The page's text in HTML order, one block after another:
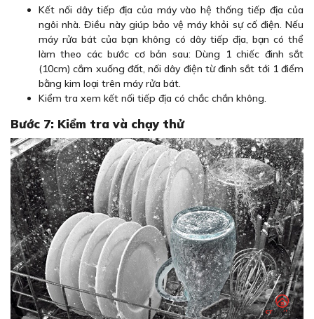
Kết nối dây tiếp địa của máy vào hệ thống tiếp địa của
ngôi nhà. Điều này giúp bảo vệ máy khỏi sự cố điện. Nếu
máy rửa bát của bạn không có dây tiếp địa, bạn có thể
làm theo các bước cơ bản sau: Dùng 1 chiếc đinh sắt
(10cm) cắm xuống đất, nối dây điện từ đinh sắt tới 1 điểm
bằng kim loại trên máy rửa bát.
Kiểm tra xem kết nối tiếp địa có chắc chắn không.
Bước 7: Kiểm tra và chạy thử